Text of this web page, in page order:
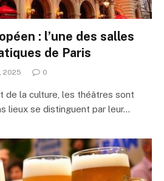
: l’une des salles
de Paris
2025 0
de la culture, les théâtres sont
lieux se distinguent par leur…